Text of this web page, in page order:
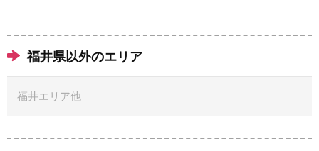
福井県以外のエリア
福井エリア他